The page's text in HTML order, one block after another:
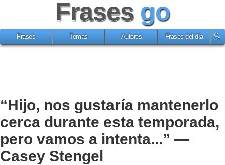
Frases go
Frases Temas Autores Frases del día
“Hijo, nos gustaría mantenerlo
cerca durante esta temporada,
pero vamos a intenta...” —
Casey Stengel